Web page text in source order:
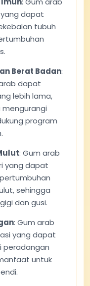
dapat
tubuh
Berat Badan:
dapat
lebih lama,
program
: Gum arab
yang dapat
sehingga
dan gusi.
: Gum arab
yang dapat
peradangan
untuk